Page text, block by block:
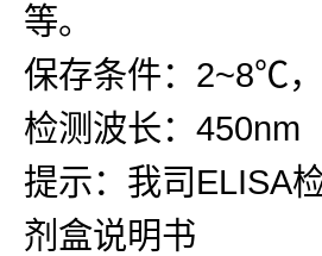
等。
保存条件：2~8℃
检测波长：450nm
提示：我司ELISA
剂盒说明书